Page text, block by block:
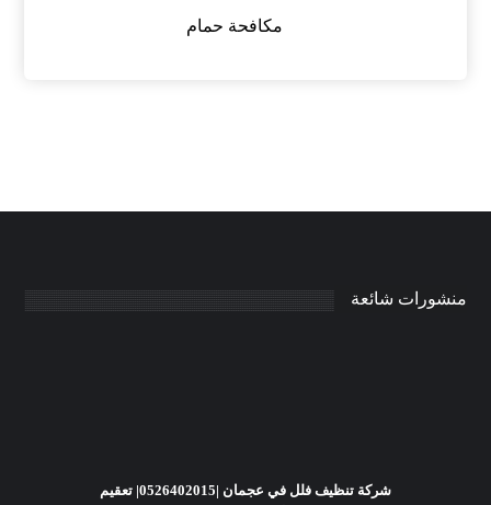
مكافحة حمام
منشورات شائعة
شركة تنظيف فلل في عجمان |0526402015| تعقيم